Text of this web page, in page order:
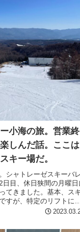
小海の旅。営業終
しんだ話。ここは
キー場だ。
シャトレーゼスキーバ
日目、休日狭間の月曜日
てきました。基本、ス
すが、特定のリフトに